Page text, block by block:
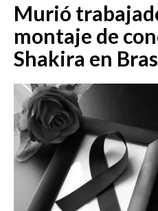
Murió
montaje de
Shakira en